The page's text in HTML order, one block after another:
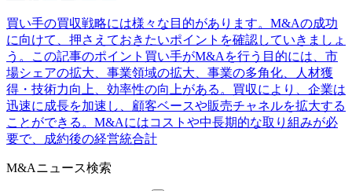
買い手の買収戦略には様々な目的があります。M&Aの成功
に向けて、押さえておきたいポイントを確認していきましょ
う。この記事のポイント買い手がM&Aを行う目的には、市
場シェアの拡大、事業領域の拡大、事業の多角化、人材獲
得・技術力向上、効率性の向上がある。買収により、企業は
迅速に成長を加速し、顧客ベースや販売チャネルを拡大する
ことができる。M&Aにはコストや中長期的な取り組みが必
要で、成約後の経営統合計
M&Aニュース検索